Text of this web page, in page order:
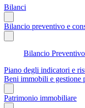
Bilanci
Bilancio preventivo e
Bilancio
Piano degli indicatori e
Beni immobili e gestione
Patrimonio immobiliare